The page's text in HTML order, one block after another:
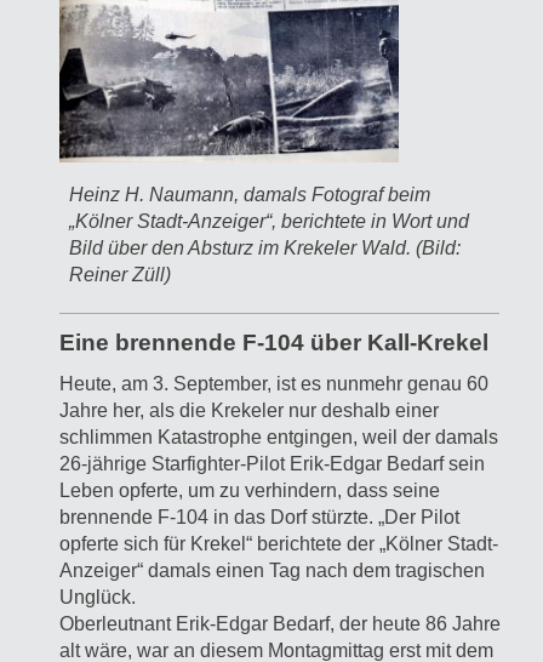
Heinz H. Naumann, damals Fotograf beim
„Kölner Stadt-Anzeiger“, berichtete in Wort und
Bild über den Absturz im Krekeler Wald. (Bild:
Reiner Züll)
Eine brennende F-104 über Kall-Krekel
Heute, am 3. September, ist es nunmehr genau 60
Jahre her, als die Krekeler nur deshalb einer
schlimmen Katastrophe entgingen, weil der damals
26-jährige Starfighter-Pilot Erik-Edgar Bedarf sein
Leben opferte, um zu verhindern, dass seine
brennende F-104 in das Dorf stürzte. „Der Pilot
opferte sich für Krekel“ berichtete der „Kölner Stadt-
Anzeiger“ damals einen Tag nach dem tragischen
Unglück.
Oberleutnant Erik-Edgar Bedarf, der heute 86 Jahre
alt wäre, war an diesem Montagmittag erst mit dem